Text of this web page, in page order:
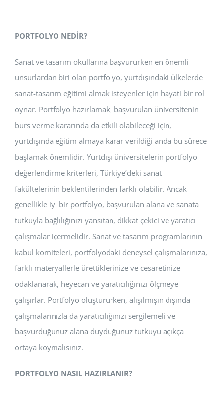
PORTFOLYO NEDİR?
Sanat ve tasarım okullarına başvururken en önemli
unsurlardan biri olan portfolyo, yurtdışındaki ülkelerde
sanat-tasarım eğitimi almak isteyenler için hayati bir rol
oynar. Portfolyo hazırlamak, başvurulan üniversitenin
burs verme kararında da etkili olabileceği için,
yurtdışında eğitim almaya karar verildiği anda bu sürece
başlamak önemlidir. Yurtdışı üniversitelerin portfolyo
değerlendirme kriterleri, Türkiye’deki sanat
fakültelerinin beklentilerinden farklı olabilir. Ancak
genellikle iyi bir portfolyo, başvurulan alana ve sanata
tutkuyla bağlılığınızı yansıtan, dikkat çekici ve yaratıcı
çalışmalar içermelidir. Sanat ve tasarım programlarının
kabul komiteleri, portfolyodaki deneysel çalışmalarınıza,
farklı materyallerle ürettiklerinize ve cesaretinize
odaklanarak, heyecan ve yaratıcılığınızı ölçmeye
çalışırlar. Portfolyo oluştururken, alışılmışın dışında
çalışmalarınızla da yaratıcılığınızı sergilemeli ve
başvurduğunuz alana duyduğunuz tutkuyu açıkça
ortaya koymalısınız.
PORTFOLYO NASIL HAZIRLANIR?